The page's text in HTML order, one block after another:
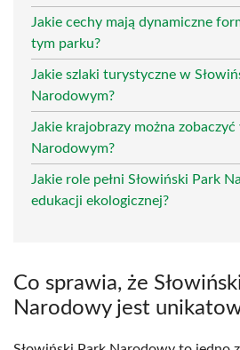
Jakie cechy mają dynamiczne
tym parku?
Jakie szlaki turystyczne w
Narodowym?
Jakie krajobrazy można
Narodowym?
Jakie role pełni Słowiński Park
edukacji ekologicznej?
Co sprawia, że
Narodowy jest